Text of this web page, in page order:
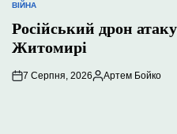
ОПУБЛІКУВАТИ
ВІЙНА
Російський дрон
Житомирі
7 Серпня, 2026
Опубліковано
Артем Бойко